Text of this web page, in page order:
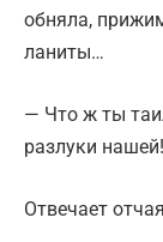
обняла,
ланиты…
— Что ж ты
разлуки нашей!
Отвечает